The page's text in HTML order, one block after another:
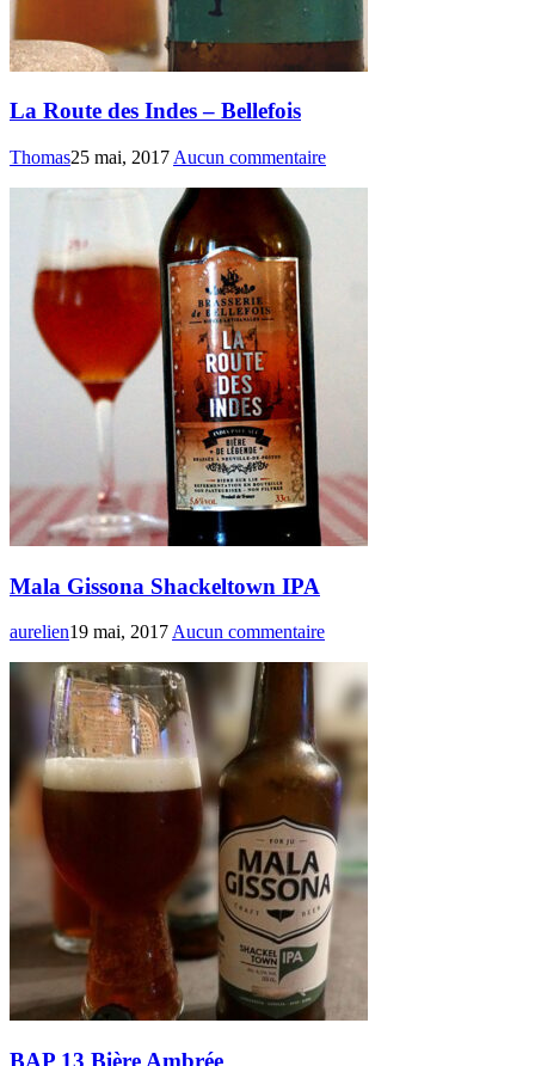
La Route des Indes – Bellefois
Thomas25 mai, 2017 Aucun commentaire
Mala Gissona Shackeltown IPA
aurelien19 mai, 2017Aucun commentaire
BAP 13 Bière Ambrée